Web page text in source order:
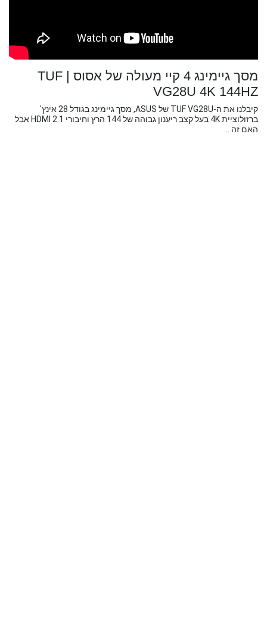
מסך גיימינג 4 קיי מעולה של אסוס | TUF
VG28U 4K 144HZ
קיבלנו את ה-TUF VG28U של ASUS, מסך גיימינג בגודל 28 אינץ'
ברזולוציית 4K בעל קצב ריענון גבוהה של 144 הרץ וחיבורי HDMI 2.1 אבל
האם זה ...